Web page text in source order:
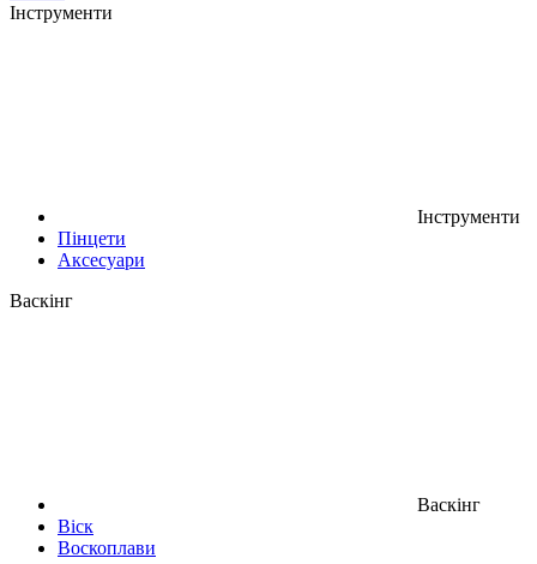
Інструменти
Інструменти
Пінцети
Аксесуари
Васкінг
Васкінг
Віск
Воскоплави